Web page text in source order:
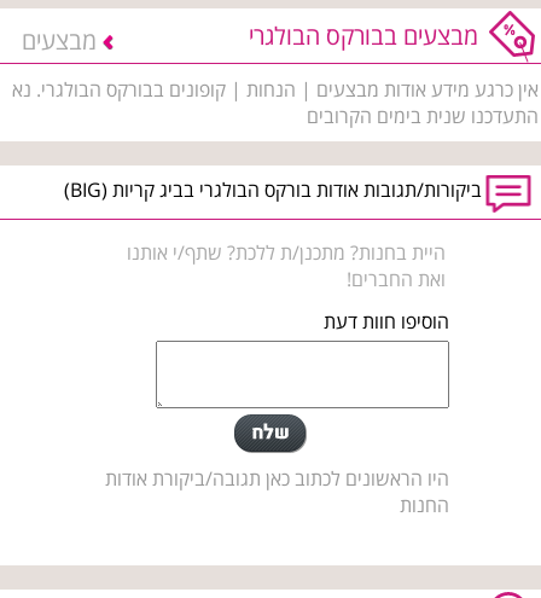
מבצעים בבורקס הבולגרי מבצעים
אין כרגע מידע אודות מבצעים | הנחות | קופונים בבורקס הבולגרי. נא
התעדכנו שנית בימים הקרובים
ביקורות/תגובות אודות בורקס הבולגרי בביג קריות (BIG)
היית בחנות? מתכנן/ת ללכת? שתף/י אותנו
ואת החברים!
הוסיפו חוות דעת
היו הראשונים לכתוב כאן תגובה/ביקורת אודות
החנות